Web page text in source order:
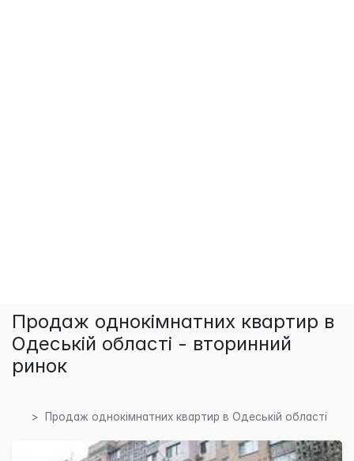
Продаж однокімнатних квартир в
Одеській області - вторинний
ринок
Продаж однокімнатних квартир в Одеській області